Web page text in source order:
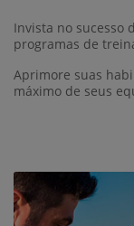
Invista no sucesso
programas de
Aprimore suas
máximo de seus